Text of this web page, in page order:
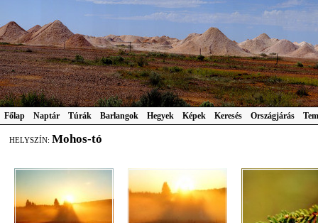
Főlap Naptár Túrák Barlangok Hegyek Képek Keresés Országjárás
HELYSZÍN: Mohos-tó